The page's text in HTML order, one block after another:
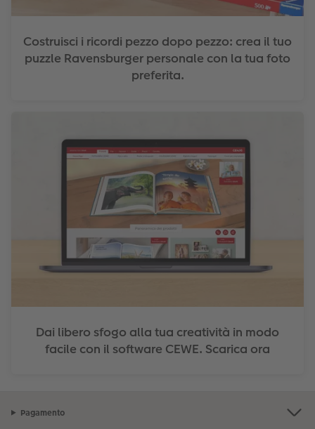
Costruisci i ricordi pezzo dopo pezzo: crea il tuo
puzzle Ravensburger personale con la tua foto
preferita.
Dai libero sfogo alla tua creatività in modo
facile con il software CEWE. Scarica ora
Pagamento